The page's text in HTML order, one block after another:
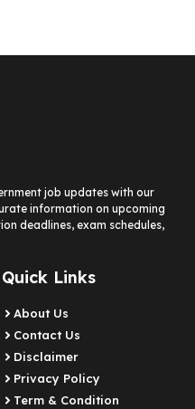
job updates with our
information on upcoming
deadlines, exam schedules,
Quick Links
About Us
Contact Us
Disclaimer
Privacy Policy
Term & Condition